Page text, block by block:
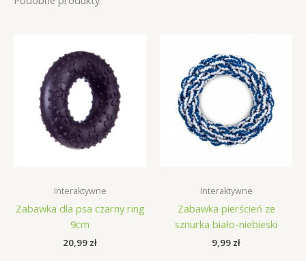
Interaktywne
Zabawka dla psa czarny ring
9cm
20,99 zł
Interaktywne
Zabawka pierścień ze
sznurka biało-niebieski
9,99 zł